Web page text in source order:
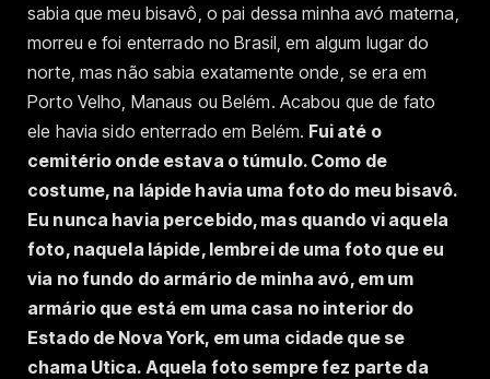
sabia que meu bisavô, o pai dessa minha avó materna,
morreu e foi enterrado no Brasil, em algum lugar do
norte, mas não sabia exatamente onde, se era em
Porto Velho, Manaus ou Belém. Acabou que de fato
ele havia sido enterrado em Belém. Fui até o
cemitério onde estava o túmulo. Como de
costume, na lápide havia uma foto do meu bisavô.
Eu nunca havia percebido, mas quando vi aquela
foto, naquela lápide, lembrei de uma foto que eu
via no fundo do armário de minha avó, em um
armário que está em uma casa no interior do
Estado de Nova York, em uma cidade que se
chama Utica. Aquela foto sempre fez parte da